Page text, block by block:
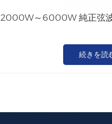
2000W～6000W 純正弦
続きを読